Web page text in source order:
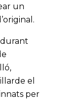
un
el
per